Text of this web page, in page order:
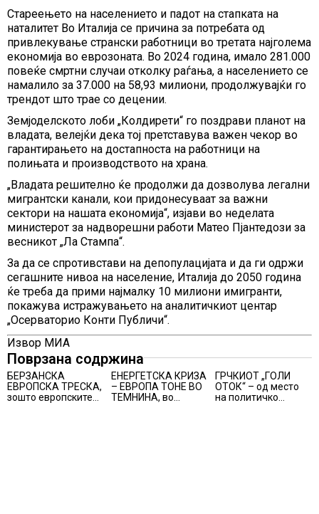
Стареењето на населението и падот на стапката на
наталитет Во Италија се причина за потребата од
привлекување странски работници во третата најголема
економија во еврозоната. Во 2024 година, имало 281.000
повеќе смртни случаи отколку раѓања, а населението се
намалило за 37.000 на 58,93 милиони, продолжувајќи го
трендот што трае со децении.
Земјоделското лоби „Колдирети“ го поздрави планот на
владата, велејќи дека тој претставува важен чекор во
гарантирањето на достапноста на работници на
полињата и производството на храна.
„Владата решително ќе продолжи да дозволува легални
мигрантски канали, кои придонесуваат за важни
сектори на нашата економија“, изјави во неделата
министерот за надворешни работи Матео Пјантедози за
весникот „Ла Стампа“.
За да се спротивстави на депопулацијата и да ги одржи
сегашните нивоа на население, Италија до 2050 година
ќе треба да прими најмалку 10 милиони имигранти,
покажува истражувањето на аналитичкиот центар
„Осерваторио Конти Публичи“.
Извор МИА
Поврзана содржина
БЕРЗАНСКА
ЕВРОПСКА ТРЕСКА,
зошто европските
ЕНЕРГЕТСКА КРИЗА
– ЕВРОПА ТОНЕ ВО
ТЕМНИНА, во
ГРЧКИОТ „ГОЛИ
ОТОК“ – од место
на политичко